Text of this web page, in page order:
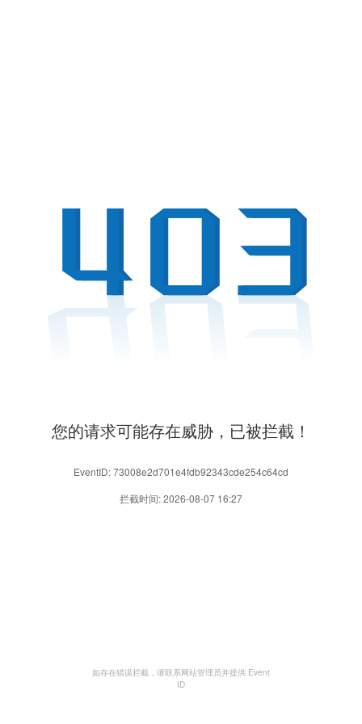
您的请求可能存在威胁，已被拦截！
EventID: 73008e2d701e4fdb92343cde254c64cd
拦截时间: 2026-08-07 16:27
如存在错误拦截，请联系网站管理员并提供 Event
ID